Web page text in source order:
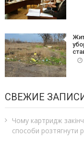
СВЕЖИЕ
Чому картридж
способи розтягнути